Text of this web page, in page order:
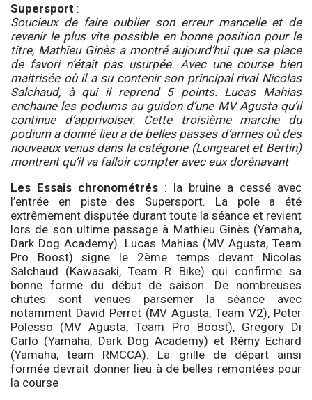
Supersport :
Soucieux de faire oublier son erreur mancelle et de
revenir le plus vite possible en bonne position pour le
titre, Mathieu Ginès a montré aujourd’hui que sa place
de favori n’était pas usurpée. Avec une course bien
maitrisée où il a su contenir son principal rival Nicolas
Salchaud, à qui il reprend 5 points. Lucas Mahias
enchaine les podiums au guidon d’une MV Agusta qu’il
continue d’apprivoiser. Cette troisième marche du
podium a donné lieu a de belles passes d’armes où des
nouveaux venus dans la catégorie (Longearet et Bertin)
montrent qu’il va falloir compter avec eux dorénavant
Les Essais chronométrés : la bruine a cessé avec
l’entrée en piste des Supersport. La pole a été
extrêmement disputée durant toute la séance et revient
lors de son ultime passage à Mathieu Ginès (Yamaha,
Dark Dog Academy). Lucas Mahias (MV Agusta, Team
Pro Boost) signe le 2ème temps devant Nicolas
Salchaud (Kawasaki, Team R Bike) qui confirme sa
bonne forme du début de saison. De nombreuses
chutes sont venues parsemer la séance avec
notamment David Perret (MV Agusta, Team V2), Peter
Polesso (MV Agusta, Team Pro Boost), Gregory Di
Carlo (Yamaha, Dark Dog Academy) et Rémy Echard
(Yamaha, team RMCCA). La grille de départ ainsi
formée devrait donner lieu à de belles remontées pour
la course